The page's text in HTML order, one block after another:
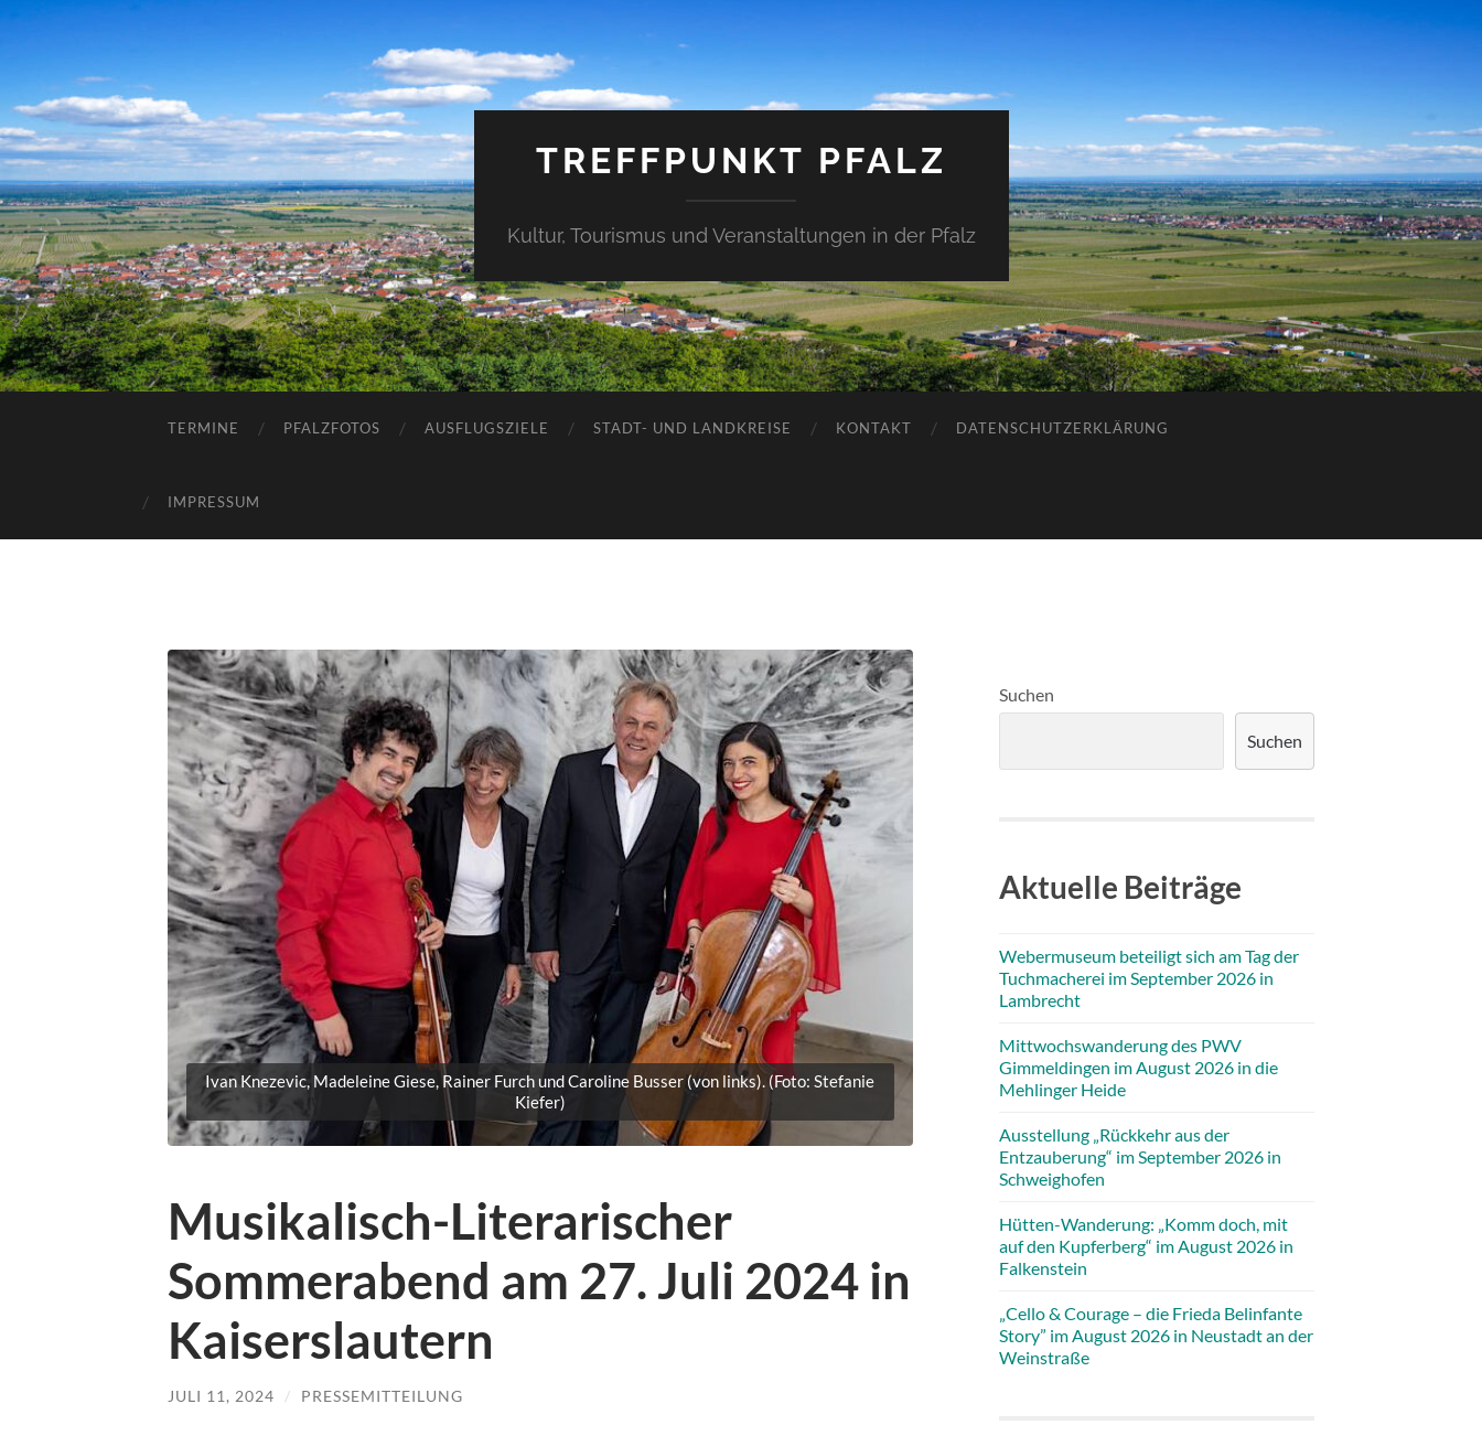
TREFFPUNKT PFALZ
Kultur, Tourismus und Veranstaltungen in der Pfalz
TERMINE PFALZFOTOS AUSFLUGSZIELE STADT- UND LANDKREISE KONTAKT DATENSCHUTZERKLÄRUNG
IMPRESSUM
Ivan Knezevic, Madeleine Giese, Rainer Furch und Caroline Busser (von links). (Foto: Stefanie
Kiefer)
Musikalisch-Literarischer
Sommerabend am 27. Juli 2024 in
Kaiserslautern
JULI 11, 2024 / PRESSEMITTEILUNG
Suchen
Suchen
Aktuelle Beiträge
Webermuseum beteiligt sich am Tag der
Tuchmacherei im September 2026 in
Lambrecht
Mittwochswanderung des PWV
Gimmeldingen im August 2026 in die
Mehlinger Heide
Ausstellung „Rückkehr aus der
Entzauberung“ im September 2026 in
Schweighofen
Hütten-Wanderung: „Komm doch, mit
auf den Kupferberg“ im August 2026 in
Falkenstein
„Cello & Courage – die Frieda Belinfante
Story” im August 2026 in Neustadt an der
Weinstraße